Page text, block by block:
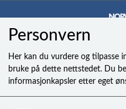
Corner, ggn/
Personvern
Her kan du vurdere og tilpasse
bruke på dette nettstedet. Du
informasjonkapsler etter eget